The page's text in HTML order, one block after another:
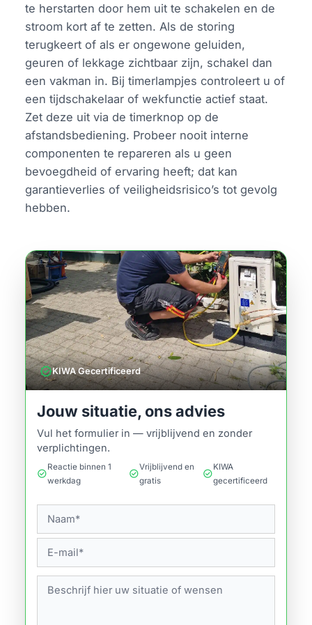
te herstarten door hem uit te schakelen en de
stroom kort af te zetten. Als de storing
terugkeert of als er ongewone geluiden,
geuren of lekkage zichtbaar zijn, schakel dan
een vakman in. Bij timerlampjes controleert u of
een tijdschakelaar of wekfunctie actief staat.
Zet deze uit via de timerknop op de
afstandsbediening. Probeer nooit interne
componenten te repareren als u geen
bevoegdheid of ervaring heeft; dat kan
garantieverlies of veiligheidsrisico’s tot gevolg
hebben.
verifiedKIWA Gecertificeerd
Jouw situatie, ons advies
Vul het formulier in — vrijblijvend en zonder
verplichtingen.
check_circle
Reactie binnen 1
werkdag
check_circle
Vrijblijvend en
gratis
check_circle
KIWA
gecertificeerd